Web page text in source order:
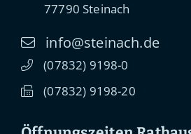
77790 Steinach
info@steinach.de
(07832) 91 98-0
(07832) 91 98-20